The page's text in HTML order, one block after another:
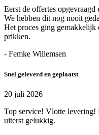
Eerst de offertes
We hebben dit nog nooit
Het proces ging gemakkelijk
prikken.
- Femke Willemsen
Snel geleverd en geplaatst
20 juli 2026
Top service! Vlotte levering!
uiterst gelukkig.